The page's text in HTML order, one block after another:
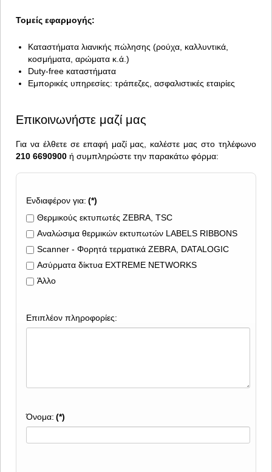
Τομείς εφαρμογής:
Καταστήματα λιανικής πώλησης (ρούχα, καλλυντικά,
κοσμήματα, αρώματα κ.ά.)
Duty-free καταστήματα
Εμπορικές υπηρεσίες: τράπεζες, ασφαλιστικές εταιρίες
Επικοινωνήστε μαζί μας
Για να έλθετε σε επαφή μαζί μας, καλέστε μας στο τηλέφωνο
210 6690900 ή συμπληρώστε την παρακάτω φόρμα:
Ενδιαφέρον για: (*)
Θερμικούς εκτυπωτές ZEBRA, TSC
Αναλώσιμα θερμικών εκτυπωτών LABELS RIBBONS
Scanner - Φορητά τερματικά ZEBRA, DATALOGIC
Ασύρματα δίκτυα EXTREME NETWORKS
Άλλο
Επιπλέον πληροφορίες:
Όνομα: (*)